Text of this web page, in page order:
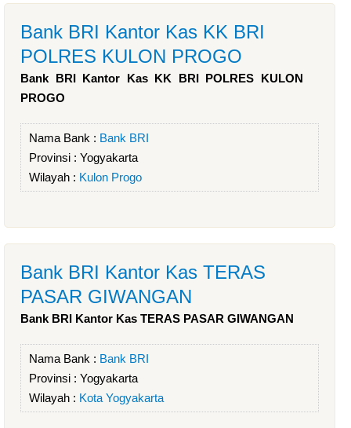
Bank BRI Kantor Kas KK BRI
POLRES KULON PROGO
Bank BRI Kantor Kas KK BRI POLRES KULON
PROGO
Nama Bank : Bank BRI
Provinsi : Yogyakarta
Wilayah : Kulon Progo
Bank BRI Kantor Kas TERAS
PASAR GIWANGAN
Bank BRI Kantor Kas TERAS PASAR GIWANGAN
Nama Bank : Bank BRI
Provinsi : Yogyakarta
Wilayah : Kota Yogyakarta